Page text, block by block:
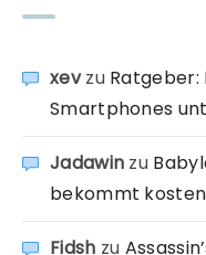
xevzu Ratgeber:
Smartphones
Jadawin zu
bekommt
Fidsh zu